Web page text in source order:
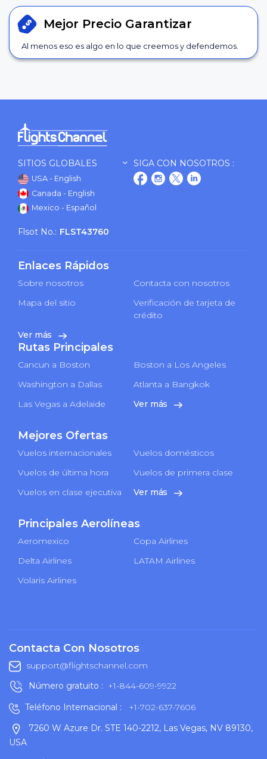
Mejor Precio Garantizar
Al menos eso es algo en lo que creemos y defendemos.
SITIOS GLOBALES
USA - English
Canada - English
Mexico - Español
SIGA CON NOSOTROS :
Flsot No.: FLST43760
Enlaces Rápidos
Sobre nosotros
Contacta con nosotros
Mapa del sitio
Verificación de tarjeta de
crédito
Ver más
Rutas Principales
Cancun a Boston
Boston a Los Angeles
Washington a Dallas
Atlanta a Bangkok
Las Vegas a Adelaide
Ver más
Mejores Ofertas
Vuelos internacionales
Vuelos domésticos
Vuelos de última hora
Vuelos de primera clase
Vuelos en clase ejecutiva
Ver más
Principales Aerolíneas
Aeromexico
Copa Airlines
Delta Airlines
LATAM Airlines
Volaris Airlines
Contacta Con Nosotros
support@flightschannel.com
Número gratuito : +1-844-609-9922
Teléfono Internacional :
+1-702-637-7606
7260 W Azure Dr. STE 140-2212, Las Vegas, NV 89130,
USA